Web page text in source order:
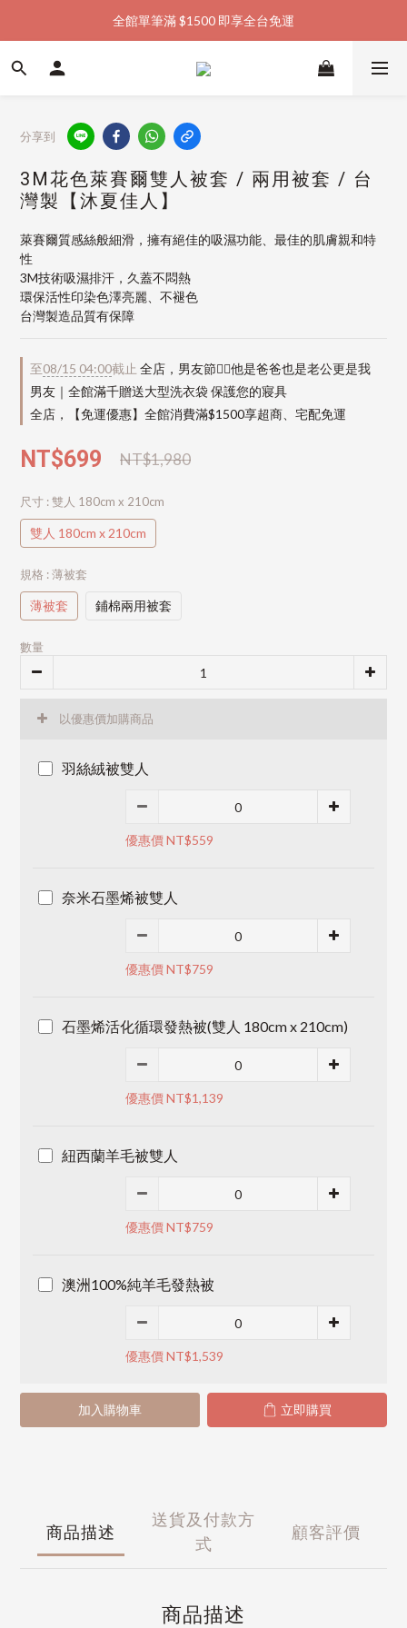
加入會員購物金  馬上領  馬上折
全館單筆滿 $1500 即享全台免運
加入會員購物金  馬上領  馬上折
分享到
3M花色萊賽爾雙人被套 / 兩用被套 / 台
灣製【沐夏佳人】
萊賽爾質感絲般細滑，擁有絕佳的吸濕功能、最佳的肌膚親和特
性
3M技術吸濕排汗，久蓋不悶熱
環保活性印染色澤亮麗、不褪色
台灣製造品質有保障
至08/15 04:00截止 全店，男友節👱‍♂️他是爸爸也是老公更是我
男友｜全館滿千贈送大型洗衣袋 保護您的寢具
全店，【免運優惠】全館消費滿$1500享超商、宅配免運
NT$1,980
NT$699
尺寸 : 雙人 180cm x 210cm
雙人 180cm x 210cm
規格 : 薄被套
薄被套 鋪棉兩用被套
數量
以優惠價加購商品
羽絲絨被雙人
優惠價 NT$559
奈米石墨烯被雙人
優惠價 NT$759
石墨烯活化循環發熱被(雙人 180cm x 210cm)
優惠價 NT$1,139
紐西蘭羊毛被雙人
優惠價 NT$759
澳洲100%純羊毛發熱被
優惠價 NT$1,539
加入購物車 立即購買
商品描述
送貨及付款方
式
顧客評價
商品描述